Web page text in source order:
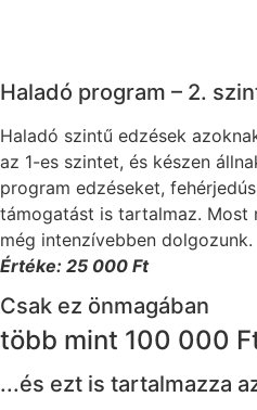
Haladó program – 2.
Haladó szintű edzések
az 1-es szintet, és készen
program edzéseket,
támogatást is tartalmaz. Most
még intenzívebben dolgozunk.
Értéke: 25 000 Ft
Csak ez önmagában
több mint 100 000
...és ezt is tartalmazza